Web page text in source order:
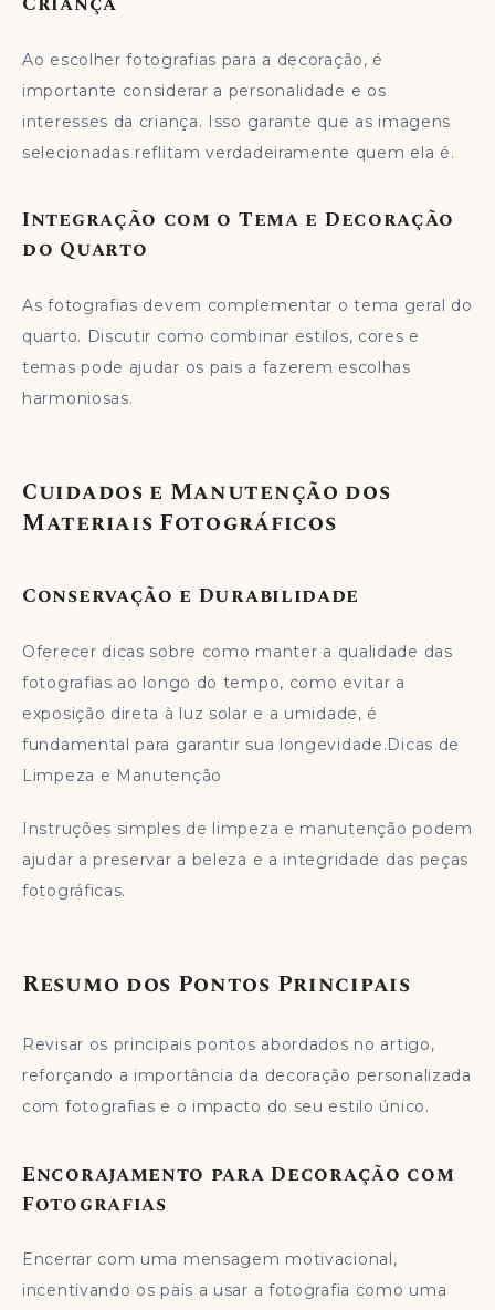
Ao escolher fotografias para a decoração, é
importante considerar a personalidade e os
interesses da criança. Isso garante que as imagens
selecionadas reflitam verdadeiramente quem ela é.
Integração com o Tema e Decoração
do Quarto
As fotografias devem complementar o tema geral do
quarto. Discutir como combinar estilos, cores e
temas pode ajudar os pais a fazerem escolhas
harmoniosas.
Cuidados e Manutenção dos
Materiais Fotográficos
Conservação e Durabilidade
Oferecer dicas sobre como manter a qualidade das
fotografias ao longo do tempo, como evitar a
exposição direta à luz solar e a umidade, é
fundamental para garantir sua longevidade.Dicas de
Limpeza e Manutenção
Instruções simples de limpeza e manutenção podem
ajudar a preservar a beleza e a integridade das peças
fotográficas.
Resumo dos Pontos Principais
Revisar os principais pontos abordados no artigo,
reforçando a importância da decoração personalizada
com fotografias e o impacto do seu estilo único.
Encorajamento para Decoração com
Fotografias
Encerrar com uma mensagem motivacional,
incentivando os pais a usar a fotografia como uma